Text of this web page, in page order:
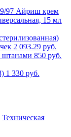
2 093.29 руб.
850 руб.
1 330 руб.
Техническая